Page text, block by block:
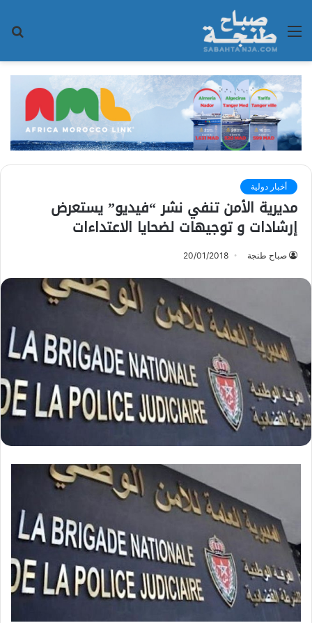
القائمة
أخبار دولية
مديرية الأمن تنفي نشر “فيديو” يستعرض
إرشادات و توجيهات لضحايا الاعتداءات
صباح طنجة 20/01/2018